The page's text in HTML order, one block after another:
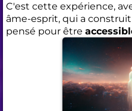
C'est cette expérience,
âme-esprit, qui a
pensé pour être